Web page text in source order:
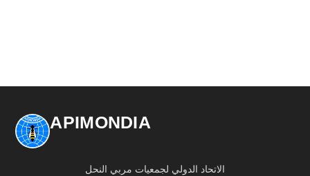
APIMONDIA
الاتحاد الدولي لجمعيات مربي النحل